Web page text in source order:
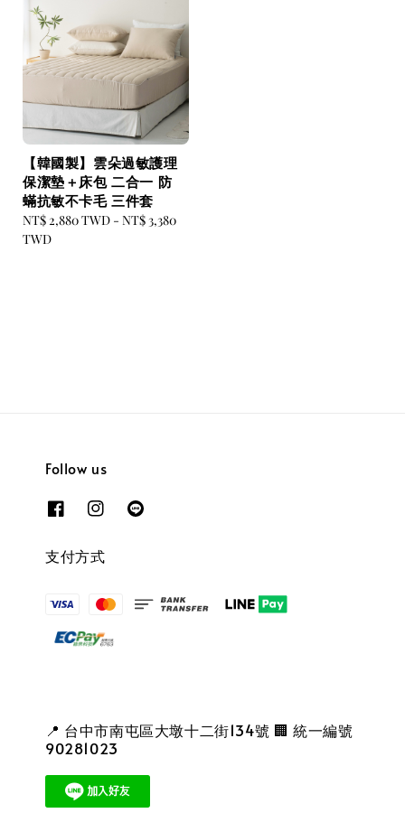
【韓國製】雲朵過敏護理
保潔墊＋床包 二合一 防
蟎抗敏不卡毛 三件套
Regular
price
NT$ 2,880 TWD - NT$ 3,380
TWD
Follow us
支付方式
📍 台中市南屯區大墩十二街134號 🏢 統一編號
90281023